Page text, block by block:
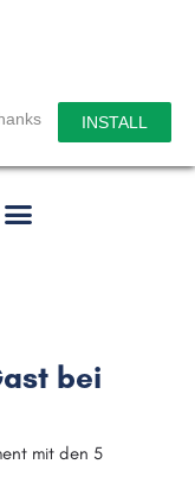
INSTALL
bei
mit den 5